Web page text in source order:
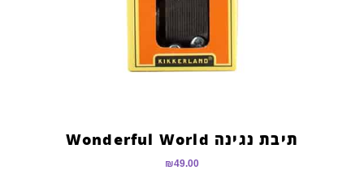
תיבת נגינה Wonderful World
₪49.00